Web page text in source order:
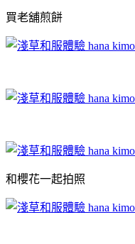
買老舖煎餅
和櫻花一起拍照